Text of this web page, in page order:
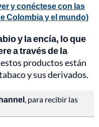
y conéctese con las
Colombia y el mundo)
y la encía, lo que
a través de la
productos están
y sus derivados.
, para recibir las